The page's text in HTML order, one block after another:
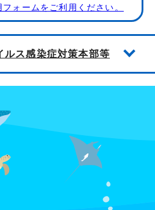
ォームをご利用ください。
ルス感染症対策本部等